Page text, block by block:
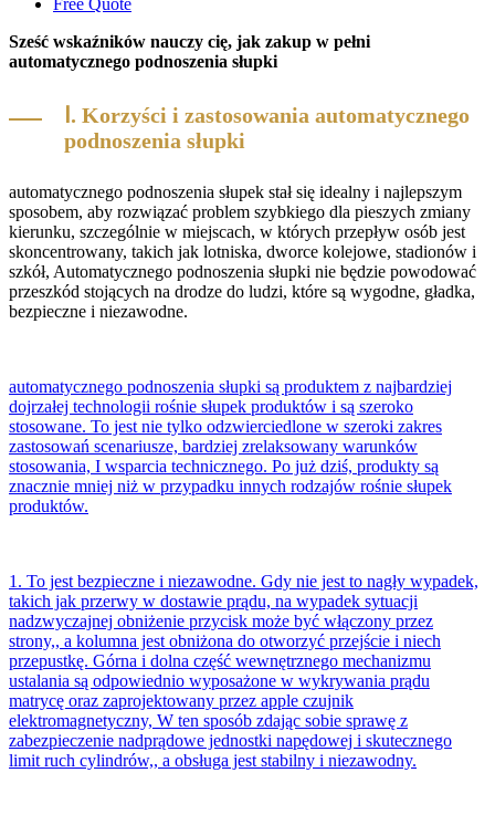
Free Quote
Sześć wskaźników nauczy cię, jak zakup w pełni
automatycznego podnoszenia słupki
Ⅰ. Korzyści i zastosowania automatycznego
podnoszenia słupki
automatycznego podnoszenia słupek stał się idealny i najlepszym
sposobem, aby rozwiązać problem szybkiego dla pieszych zmiany
kierunku, szczególnie w miejscach, w których przepływ osób jest
skoncentrowany, takich jak lotniska, dworce kolejowe, stadionów i
szkół, Automatycznego podnoszenia słupki nie będzie powodować
przeszkód stojących na drodze do ludzi, które są wygodne, gładka,
bezpieczne i niezawodne.
automatycznego podnoszenia słupki są produktem z najbardziej
dojrzałej technologii rośnie słupek produktów i są szeroko
stosowane. To jest nie tylko odzwierciedlone w szeroki zakres
zastosowań scenariusze, bardziej zrelaksowany warunków
stosowania, I wsparcia technicznego. Po już dziś, produkty są
znacznie mniej niż w przypadku innych rodzajów rośnie słupek
produktów.
1. To jest bezpieczne i niezawodne. Gdy nie jest to nagły wypadek,
takich jak przerwy w dostawie prądu, na wypadek sytuacji
nadzwyczajnej obniżenie przycisk może być włączony przez
strony,, a kolumna jest obniżona do otworzyć przejście i niech
przepustkę. Górna i dolna część wewnętrznego mechanizmu
ustalania są odpowiednio wyposażone w wykrywania prądu
matrycę oraz zaprojektowany przez apple czujnik
elektromagnetyczny, W ten sposób zdając sobie sprawę z
zabezpieczenie nadprądowe jednostki napędowej i skutecznego
limit ruch cylindrów,, a obsługa jest stabilny i niezawodny.